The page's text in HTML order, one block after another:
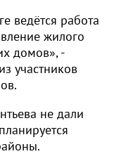
ведётся работа
жилого
домов», -
участников
не дали